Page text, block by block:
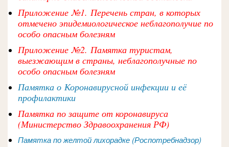
Приложение №1. Перечень стран, в которых
отмечено эпидемиологическое неблагополучие по
особо опасным болезням
Приложение №2. Памятка туристам,
выезжающим в страны, неблагополучные по
особо опасным болезням
Памятка о Коронавирусной инфекции и её
профилактики
Памятка по защите от коронавируса
(Министерство Здравоохранения РФ)
Памятка по желтой лихорадке (Роспотребнадзор)